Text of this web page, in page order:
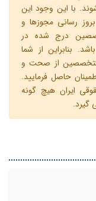
با این وجود این
رسانی مجوزها و
درج شده در
بنابراین از شما
متخصصین از صحت و
حاصل فرمایید.
ایران هیچ گونه
گیرد.